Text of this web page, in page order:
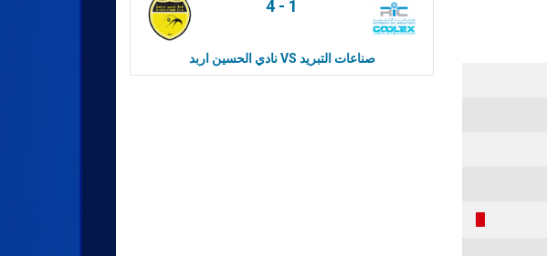
4 - 1
نادي الحسين اربد VS صناعات التبريد